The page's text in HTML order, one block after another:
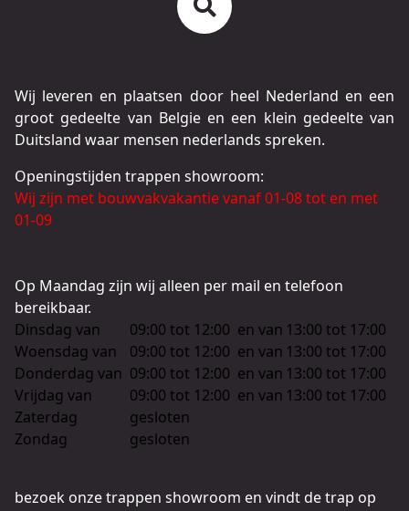
Wij leveren en plaatsen door heel Nederland en een
groot gedeelte van Belgie en een klein gedeelte van
Duitsland waar mensen nederlands spreken.
Openingstijden trappen showroom:
Wij zijn met bouwvakvakantie vanaf 01-08 tot en met
01-09
Op Maandag zijn wij alleen per mail en telefoon
bereikbaar.
Dinsdag van
09:00 tot 12:00 en van 13:00 tot 17:00
Woensdag van
09:00 tot 12:00 en van 13:00 tot 17:00
Donderdag van 09:00 tot 12:00 en van 13:00 tot 17:00
Vrijdag van
09:00 tot 12:00 en van 13:00 tot 17:00
Zaterdag
gesloten
Zondag
gesloten
bezoek onze trappen showroom en vindt de trap op